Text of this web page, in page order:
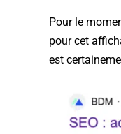
Pour le
pour cet
est